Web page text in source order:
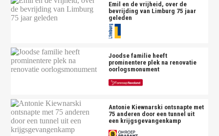
Emil en de vrijheid, over de
bevrijding van Limburg 75 jaar
geleden
Joodse familie heeft
prominentere plek na renovatie
oorlogsmonument
Antonie Kiewnarski ontsnapte met
75 anderen door een tunnel uit
een krijgsgevangenkamp